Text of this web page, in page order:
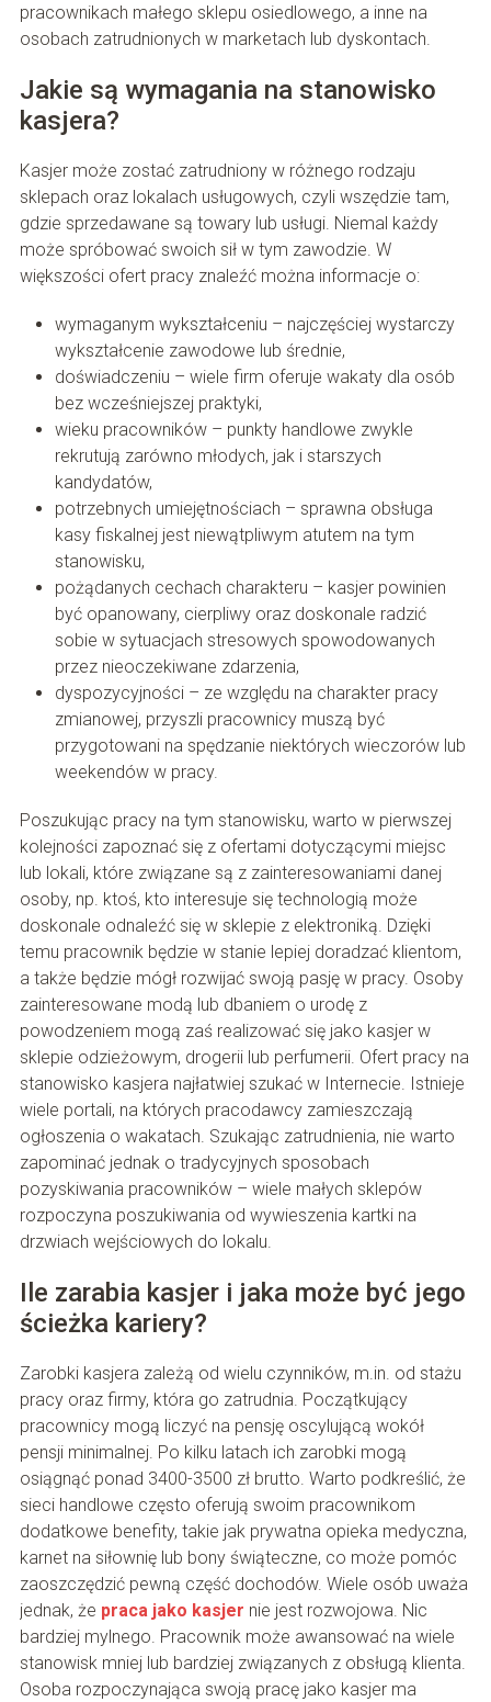
pracownikach małego sklepu osiedlowego, a inne na
osobach zatrudnionych w marketach lub dyskontach.
Jakie są wymagania na stanowisko
kasjera?
Kasjer może zostać zatrudniony w różnego rodzaju
sklepach oraz lokalach usługowych, czyli wszędzie tam,
gdzie sprzedawane są towary lub usługi. Niemal każdy
może spróbować swoich sił w tym zawodzie. W
większości ofert pracy znaleźć można informacje o:
wymaganym wykształceniu – najczęściej wystarczy
wykształcenie zawodowe lub średnie,
doświadczeniu – wiele firm oferuje wakaty dla osób
bez wcześniejszej praktyki,
wieku pracowników – punkty handlowe zwykle
rekrutują zarówno młodych, jak i starszych
kandydatów,
potrzebnych umiejętnościach – sprawna obsługa
kasy fiskalnej jest niewątpliwym atutem na tym
stanowisku,
pożądanych cechach charakteru – kasjer powinien
być opanowany, cierpliwy oraz doskonale radzić
sobie w sytuacjach stresowych spowodowanych
przez nieoczekiwane zdarzenia,
dyspozycyjności – ze względu na charakter pracy
zmianowej, przyszli pracownicy muszą być
przygotowani na spędzanie niektórych wieczorów lub
weekendów w pracy.
Poszukując pracy na tym stanowisku, warto w pierwszej
kolejności zapoznać się z ofertami dotyczącymi miejsc
lub lokali, które związane są z zainteresowaniami danej
osoby, np. ktoś, kto interesuje się technologią może
doskonale odnaleźć się w sklepie z elektroniką. Dzięki
temu pracownik będzie w stanie lepiej doradzać klientom,
a także będzie mógł rozwijać swoją pasję w pracy. Osoby
zainteresowane modą lub dbaniem o urodę z
powodzeniem mogą zaś realizować się jako kasjer w
sklepie odzieżowym, drogerii lub perfumerii. Ofert pracy na
stanowisko kasjera najłatwiej szukać w Internecie. Istnieje
wiele portali, na których pracodawcy zamieszczają
ogłoszenia o wakatach. Szukając zatrudnienia, nie warto
zapominać jednak o tradycyjnych sposobach
pozyskiwania pracowników – wiele małych sklepów
rozpoczyna poszukiwania od wywieszenia kartki na
drzwiach wejściowych do lokalu.
Ile zarabia kasjer i jaka może być jego
ścieżka kariery?
Zarobki kasjera zależą od wielu czynników, m.in. od stażu
pracy oraz firmy, która go zatrudnia. Początkujący
pracownicy mogą liczyć na pensję oscylującą wokół
pensji minimalnej. Po kilku latach ich zarobki mogą
osiągnąć ponad 3400-3500 zł brutto. Warto podkreślić, że
sieci handlowe często oferują swoim pracownikom
dodatkowe benefity, takie jak prywatna opieka medyczna,
karnet na siłownię lub bony świąteczne, co może pomóc
zaoszczędzić pewną część dochodów. Wiele osób uważa
jednak, że praca jako kasjer nie jest rozwojowa. Nic
bardziej mylnego. Pracownik może awansować na wiele
stanowisk mniej lub bardziej związanych z obsługą klienta.
Osoba rozpoczynająca swoją pracę jako kasjer ma